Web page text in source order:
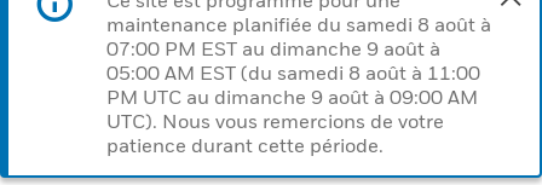
maintenance planifiée du samedi 8 août à
07:00 PM EST au dimanche 9 août à
05:00 AM EST (du samedi 8 août à 11:00
PM UTC au dimanche 9 août à 09:00 AM
UTC). Nous vous remercions de votre
patience durant cette période.